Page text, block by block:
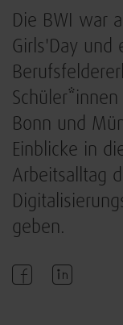
Die BWI war
Girls'Day und
Bonn und
Einblicke in
Arbeitsalltag
geben.